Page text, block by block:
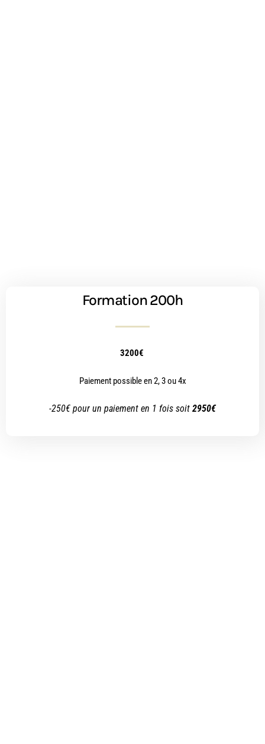
Formation 200h
3200€
Paiement possible en 2, 3 ou 4x
-250€ pour un paiement en 1 fois soit 2950€